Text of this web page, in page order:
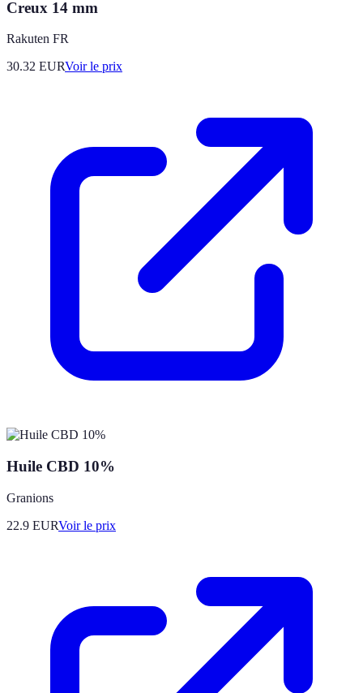
Creux 14 mm
Rakuten FR
30.32 EURVoir le prix
Huile CBD 10%
Granions
22.9 EURVoir le prix